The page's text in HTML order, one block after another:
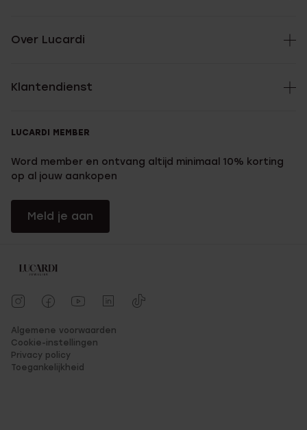
Over Lucardi
Klantendienst
LUCARDI MEMBER
Word member en ontvang altijd minimaal 10% korting
op al jouw aankopen
Meld je aan
Algemene voorwaarden
Cookie-instellingen
Privacy policy
Toegankelijkheid